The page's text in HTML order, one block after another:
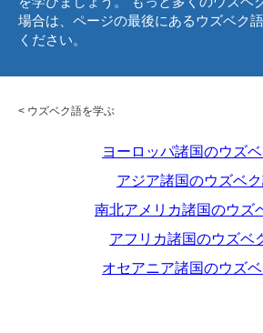
場合は、ページの最後にあるウズベク
ください。
< ウズベク語を学ぶ
ヨーロッパ諸国のウズ
アジア諸国のウズベ
南北アメリカ諸国のウズ
アフリカ諸国のウズベ
オセアニア諸国のウズ